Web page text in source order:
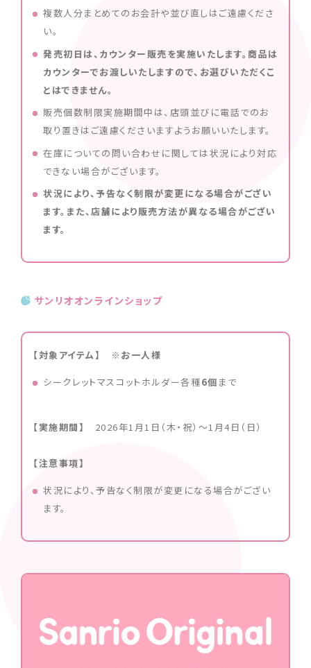
複数人分まとめてのお会計や並び直しはご遠慮くださ
い。
発売初日は、カウンター販売を実施いたします。商品は
カウンターでお渡しいたしますので、お選びいただくこ
とはできません。
販売個数制限実施期間中は、店頭並びに電話でのお
取り置きはご遠慮くださいますようお願いいたします。
在庫についての問い合わせに関しては状況により対応
できない場合がございます。
状況により、予告なく制限が変更になる場合がござい
ます。また、店舗により販売方法が異なる場合がござい
ます。
サンリオオンラインショップ
【対象アイテム】 ※お一人様
シークレットマスコットホルダー各種6個 まで
【実施期間】 2026年1月1日（木・祝）～1月4日（日）
【注意事項】
状況により、予告なく制限が変更になる場合がござい
ます。